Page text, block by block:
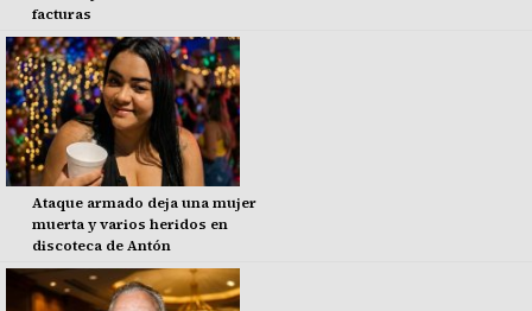
facturas
Ataque armado deja una mujer
muerta y varios heridos en
discoteca de Antón